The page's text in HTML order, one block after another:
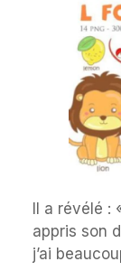
Il a révélé :
appris son
j’ai